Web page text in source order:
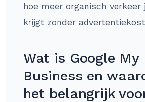
hoe meer organisch verkeer
krijgt zonder
Wat is Google My
Business en
het belangrijk